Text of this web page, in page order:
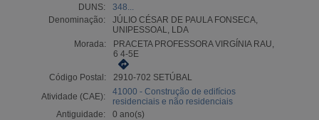
DUNS:
348...
Denominação:
JÚLIO CÉSAR DE PAULA FONSECA,
UNIPESSOAL, LDA
Morada:
PRACETA PROFESSORA VIRGÍNIA RAU,
6 4-5E
Código Postal:
2910-702 SETÚBAL
Atividade (CAE):
41000 - Construção de edifícios
residenciais e não residenciais
Antiguidade:
0 ano(s)